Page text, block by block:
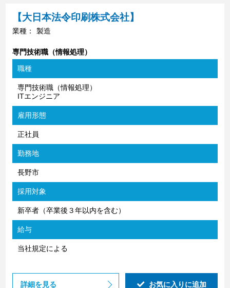
【大日本法令印刷株式会社】
業種： 製造
専門技術職（情報処理）
職種
専門技術職（情報処理）
ITエンジニア
雇用形態
正社員
勤務地
長野市
採用対象
新卒者（卒業後３年以内を含む）
給与
当社規定による
詳細を見る お気に入りに追加